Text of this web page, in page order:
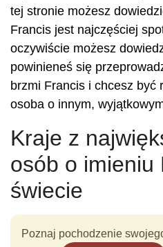
tej stronie możesz
Francis jest najczęściej
oczywiście możesz
powinieneś się
brzmi Francis i chcesz być
osoba o innym,
Kraje z
osób o imieniu
świecie
Poznaj pochodzenie